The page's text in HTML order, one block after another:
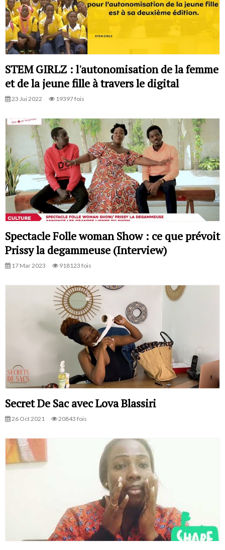
STEM GIRLZ : l'autonomisation de la femme
et de la jeune fille à travers le digital
23 Jui 2022 19397 fois
Spectacle Folle woman Show : ce que prévoit
Prissy la degammeuse (Interview)
17 Mar 2023 918123 fois
Secret De Sac avec Lova Blassiri
26 Oct 2021 20843 fois